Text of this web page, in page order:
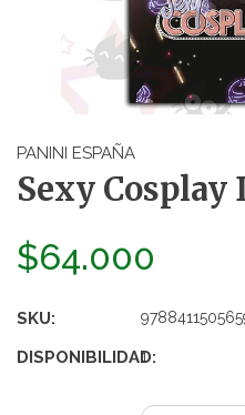
PANINI ESPAÑA
Sexy Cosplay
$64.000
SKU:
DISPONIBILIDAD:
1